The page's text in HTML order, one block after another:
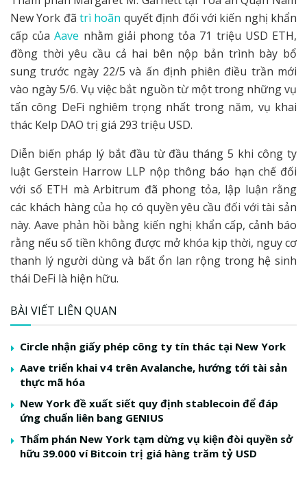
New York đãtrì hoãn quyết định đối với kiến nghị khẩn
cấp củaAave nhằm giải phong tỏa 71 triệu USD ETH,
đồng thời yêu cầu cả hai bên nộp bản trình bày bổ
sung trước ngày 22/5 và ấn định phiên điều trần mới
vào ngày 5/6. Vụ việc bắt nguồn từ một trong những vụ
tấn công DeFi nghiêm trọng nhất trong năm, vụ khai
thác Kelp DAO trị giá 293 triệu USD.
Diễn biến pháp lý bắt đầu từ đầu tháng 5 khi công ty
luật Gerstein Harrow LLP nộp thông báo hạn chế đối
với số ETH mà Arbitrum đã phong tỏa, lập luận rằng
các khách hàng của họ có quyền yêu cầu đối với tài sản
này. Aave phản hồi bằng kiến nghị khẩn cấp, cảnh báo
rằng nếu số tiền không được mở khóa kịp thời, nguy cơ
thanh lý người dùng và bất ổn lan rộng trong hệ sinh
thái DeFi là hiện hữu.
BÀI VIẾT LIÊN QUAN
Circle nhận giấy phép công ty tín thác tại New York
Aave triển khai v4 trên Avalanche, hướng tới tài sản
thực mã hóa
New York đề xuất siết quy định stablecoin để đáp
ứng chuẩn liên bang GENIUS
Thẩm phán New York tạm dừng vụ kiện đòi quyền sở
hữu 39.000 ví Bitcoin trị giá hàng trăm tỷ USD